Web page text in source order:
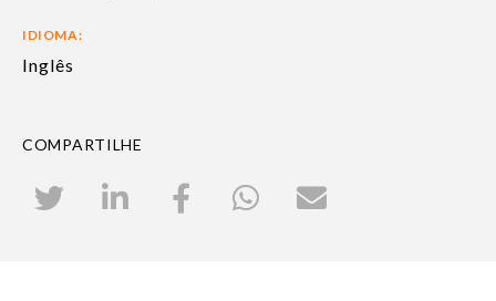
IDIOMA:
Inglês
COMPARTILHE